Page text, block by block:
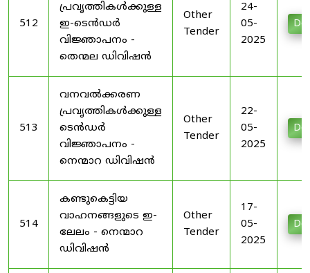
512
പ്രവൃത്തികൾക്കുള്ള
ഇ-ടെൻഡർ
വിജ്ഞാപനം -
തെന്മല ഡിവിഷൻ
Other
Tender
24-
05-
2025
513
വനവൽക്കരണ
പ്രവൃത്തികൾക്കുള്ള
ടെൻഡർ
വിജ്ഞാപനം -
നെന്മാറ ഡിവിഷൻ
Other
Tender
22-
05-
2025
514
കണ്ടുകെട്ടിയ
വാഹനങ്ങളുടെ ഇ-
ലേലം - നെന്മാറ
ഡിവിഷൻ
Other
Tender
17-
05-
2025